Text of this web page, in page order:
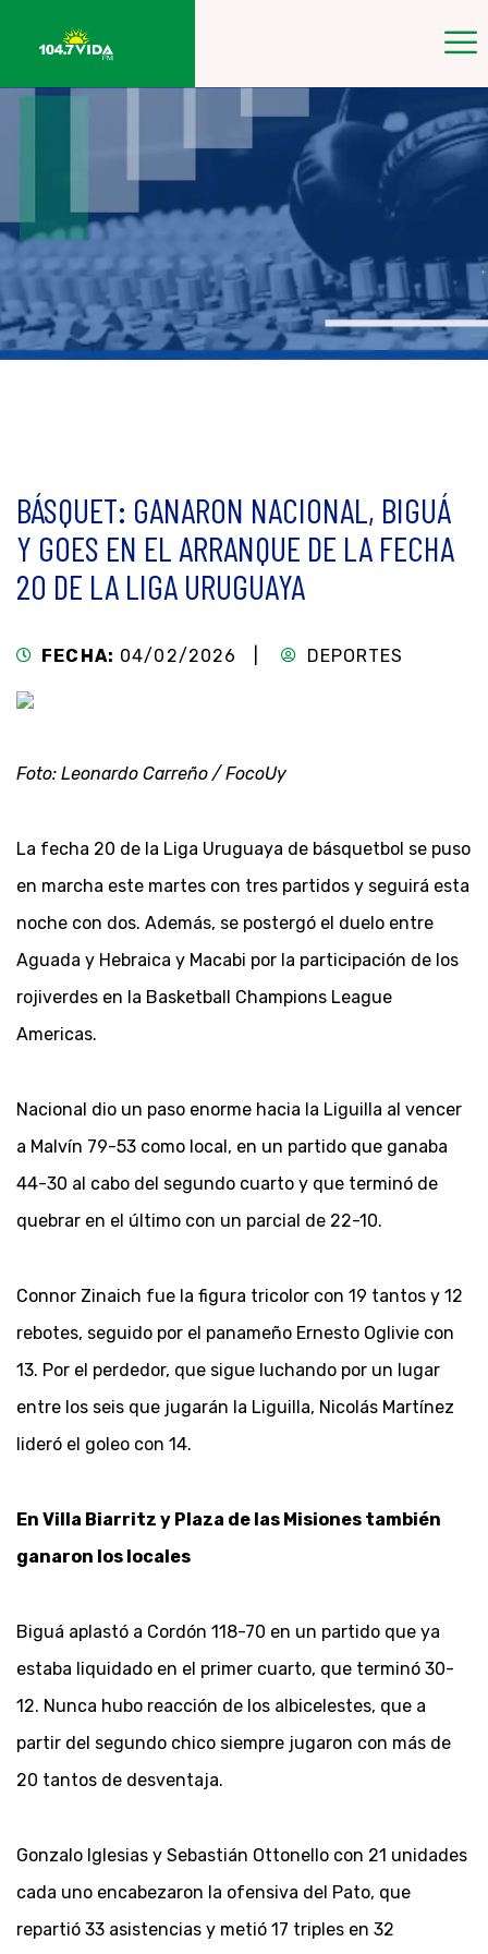
BÁSQUET: GANARON NACIONAL, BIGUÁ
Y GOES EN EL ARRANQUE DE LA FECHA
20 DE LA LIGA URUGUAYA
FECHA: 04/02/2026 | DEPORTES
Foto: Leonardo Carreño / FocoUy
La fecha 20 de la Liga Uruguaya de básquetbol se puso
en marcha este martes con tres partidos y seguirá esta
noche con dos. Además, se postergó el duelo entre
Aguada y Hebraica y Macabi por la participación de los
rojiverdes en la Basketball Champions League
Americas.
Nacional dio un paso enorme hacia la Liguilla al vencer
a Malvín 79-53 como local, en un partido que ganaba
44-30 al cabo del segundo cuarto y que terminó de
quebrar en el último con un parcial de 22-10.
Connor Zinaich fue la figura tricolor con 19 tantos y 12
rebotes, seguido por el panameño Ernesto Oglivie con
13. Por el perdedor, que sigue luchando por un lugar
entre los seis que jugarán la Liguilla, Nicolás Martínez
lideró el goleo con 14.
En Villa Biarritz y Plaza de las Misiones también
ganaron los locales
Biguá aplastó a Cordón 118-70 en un partido que ya
estaba liquidado en el primer cuarto, que terminó 30-
12. Nunca hubo reacción de los albicelestes, que a
partir del segundo chico siempre jugaron con más de
20 tantos de desventaja.
Gonzalo Iglesias y Sebastián Ottonello con 21 unidades
cada uno encabezaron la ofensiva del Pato, que
repartió 33 asistencias y metió 17 triples en 32